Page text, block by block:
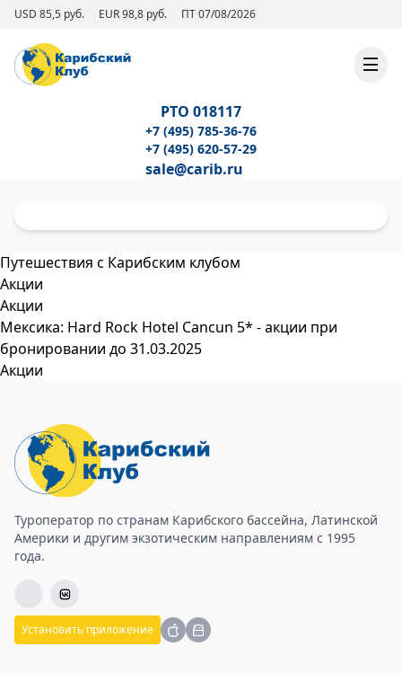
USD 85,5 руб. EUR 98,8 руб. ПТ 07/08/2026
РТО 018117
+7 (495) 785-36-76
+7 (495) 620-57-29
sale@carib.ru
Путешествия с Карибским клубом
Акции
Акции
Мексика: Hard Rock Hotel Cancun 5* - акции при
бронировании до 31.03.2025
Акции
Туроператор по странам Карибского бассейна, Латинской
Америки и другим экзотическим направлениям с 1995
года.
Установить приложение